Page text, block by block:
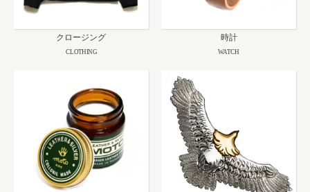
クロージング
CLOTHING
時計
WATCH